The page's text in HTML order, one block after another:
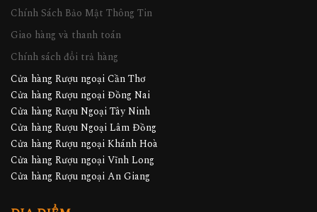
Chính Sách Bảo Mật Thông Tin
Giao hàng và thanh toán
Chính sách đổi trả hàng
Cửa hàng Rượu ngoại Cần Thơ
Cửa hàng Rượu ngoại Đồng Nai
Cửa hàng Rượu Ngoại Tây Ninh
Cửa hàng Rượu Ngoại Lâm Đồng
Cửa hàng Rượu ngoại Khánh Hoà
Cửa hàng Rượu ngoại Vĩnh Long
Cửa hàng Rượu ngoại An Giang